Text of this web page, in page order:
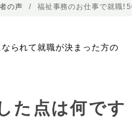
の声 福祉事務のお仕事で就職！
られて就職が決まった方の
た点は何です